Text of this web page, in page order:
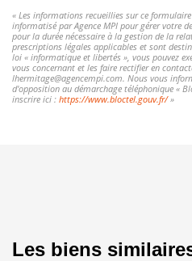
« Les informations recueillies sur ce
informatisé par Agence MPI pour gérer votre
pour la durée nécessaire à la gestion de la
prescriptions légales applicables et sont
loi « informatique et libertés », vous pouvez
vous concernant et les faire rectifier en
lhermitage@agencempi.com. Nous vous
d'opposition au démarchage téléphonique «
inscrire ici : https://www.bloctel.gouv.fr/»
Les biens